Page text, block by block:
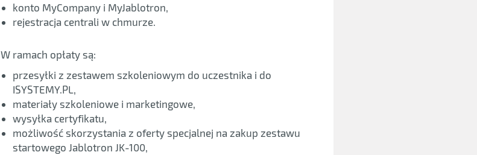
konto MyCompany i MyJablotron,
rejestracja centrali w chmurze.
W ramach opłaty są:
przesyłki z zestawem szkoleniowym do uczestnika i do
ISYSTEMY.PL,
materiały szkoleniowe i marketingowe,
wysyłka certyfikatu,
możliwość skorzystania z oferty specjalnej na zakup zestawu
startowego Jablotron JK-100,